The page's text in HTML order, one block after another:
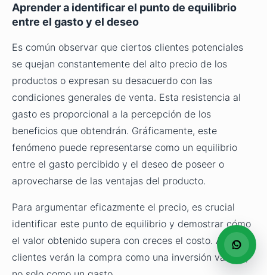
Aprender a identificar el punto de equilibrio
entre el gasto y el deseo
Es común observar que ciertos clientes potenciales
se quejan constantemente del alto precio de los
productos o expresan su desacuerdo con las
condiciones generales de venta. Esta resistencia al
gasto es proporcional a la percepción de los
beneficios que obtendrán. Gráficamente, este
fenómeno puede representarse como un equilibrio
entre el gasto percibido y el deseo de poseer o
aprovecharse de las ventajas del producto.
Para argumentar eficazmente el precio, es crucial
identificar este punto de equilibrio y demostrar cómo
el valor obtenido supera con creces el costo. Así, los
clientes verán la compra como una inversión valiosa,